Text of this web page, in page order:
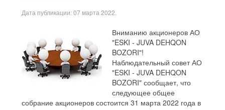
Дата публикации:07 марта 2022
Вниманию акционеров АО
"ESKI - JUVA DEHQON
BOZORI"!
Наблюдательный совет АО
"ESKI - JUVA DEHQON
BOZORI" сообщает, что
следующее общее
собрание акционеров состоится 31 марта 2022 года в